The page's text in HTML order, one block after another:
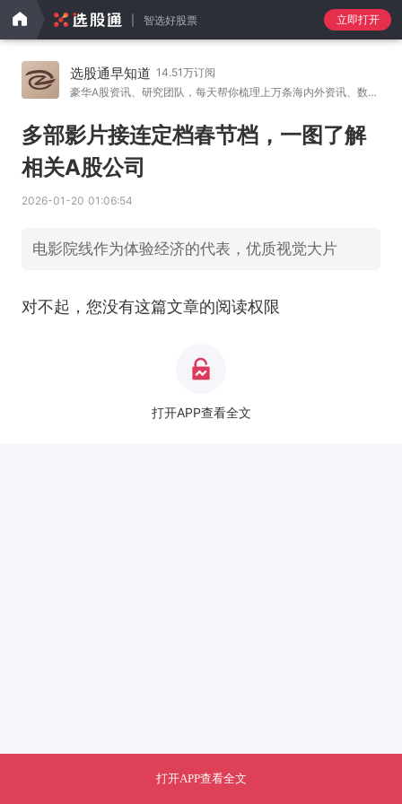
智选好股票 立即打开
选股通早知道 14.51万订阅
豪华A股资讯、研究团队，每天帮你梳理上万条海内外资讯、数…
多部影片接连定档春节档，一图了解
相关A股公司
2026-01-20 01:06:54
电影院线作为体验经济的代表，优质视觉大片
对不起，您没有这篇文章的阅读权限
打开APP查看全文
打开APP查看全文